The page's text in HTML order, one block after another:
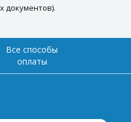
документов).
Все способы
оплаты